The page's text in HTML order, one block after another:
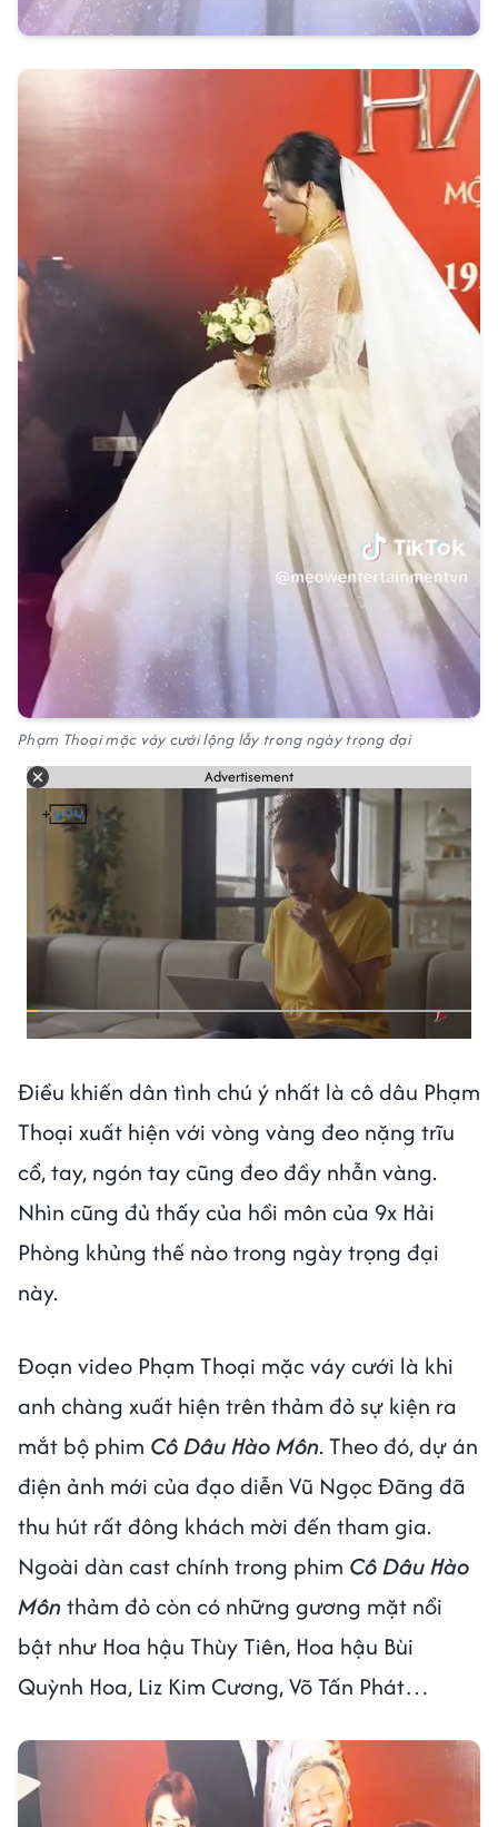
Phạm Thoại mặc váy cưới lộng lẫy trong ngày trọng đại
Advertisement
Điều khiến dân tình chú ý nhất là cô dâu Phạm
Thoại xuất hiện với vòng vàng đeo nặng trĩu
cổ, tay, ngón tay cũng đeo đầy nhẫn vàng.
Nhìn cũng đủ thấy của hồi môn của 9x Hải
Phòng khủng thế nào trong ngày trọng đại
này.
Đoạn video Phạm Thoại mặc váy cưới là khi
anh chàng xuất hiện trên thảm đỏ sự kiện ra
mắt bộ phim Cô Dâu Hào Môn. Theo đó, dự án
điện ảnh mới của đạo diễn Vũ Ngọc Đãng đã
thu hút rất đông khách mời đến tham gia.
Ngoài dàn cast chính trong phim Cô Dâu Hào
Môn thảm đỏ còn có những gương mặt nổi
bật như Hoa hậu Thùy Tiên, Hoa hậu Bùi
Quỳnh Hoa, Liz Kim Cương, Võ Tấn Phát…